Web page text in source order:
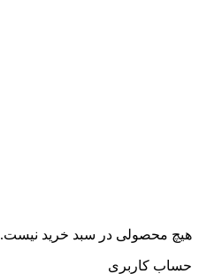
هیچ محصولی در سبد خرید نیست.
حساب کاربری